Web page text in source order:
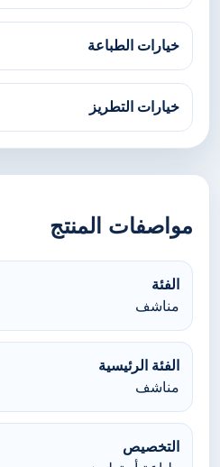
خيارات الطباعة
خيارات التطريز
مواصفات المنتج
الفئة
مناشف
الفئة الرئيسية
مناشف
التخصيص